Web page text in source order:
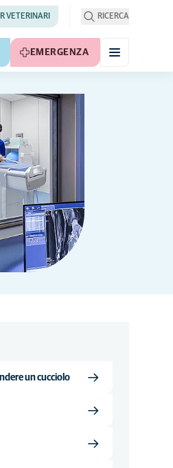
VETERINARI RICERCA
EMERGENZA
un cucciolo